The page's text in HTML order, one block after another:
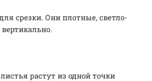
срезки. Они плотные, светло-
растут из одной точки